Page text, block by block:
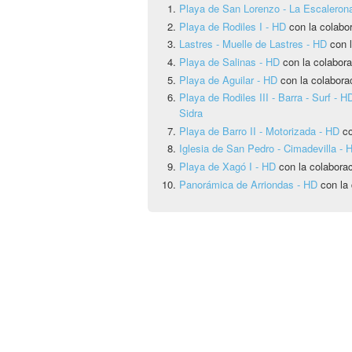
Playa de San Lorenzo - La
Playa de Rodiles I - HD con la
Lastres - Muelle de Lastres - HD con
Playa de Salinas - HD con la
Playa de Aguilar - HD con la
Playa de Rodiles III - Barra - Surf -
Sidra
Playa de Barro II - Motorizada - HD
Iglesia de San Pedro - Cimadevilla -
Playa de Xagó I - HD con la
Panorámica de Arriondas - HD con la